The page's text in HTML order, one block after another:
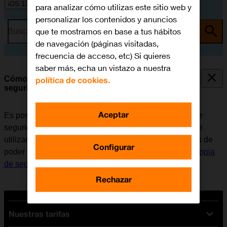
iOS 13.1
Busca por problema o tema
Cómo restaurar contenido de una copia de
seguridad en iCloud
Es posible restaurar contenido anterior de una copia de
seguridad en iCloud cuando el móvil se activa antes de
utilizarlo por primera vez y cuando se restablece. Antes de
poder restaurar el contenido, es necesario
hacer una copia
de seguridad de la memoria en iCloud
Nuestras tarifas
para analizar cómo utilizas este sitio web y
personalizar los contenidos y anuncios
que te mostramos en base a tus hábitos
de navegación (páginas visitadas,
frecuencia de acceso, etc) Si quieres
saber más, echa un vistazo a nuestra
política de cookies.
Configurar
Rechazar
Aceptar